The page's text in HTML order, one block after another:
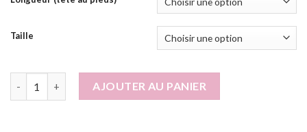
Taille
AJOUTER AU PANIER